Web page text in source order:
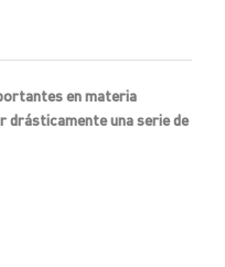
en materia
drásticamente una serie de